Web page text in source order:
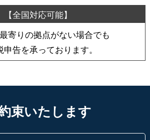
寄りの拠点がない場合でも
申告を承っております。
束いたします